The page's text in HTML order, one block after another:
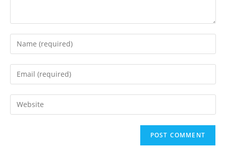
Enter
your
name
comment
Enter
your
email
address
Enter
your